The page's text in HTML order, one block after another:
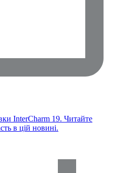
InterCharm 19. Читайте
в цій новині.